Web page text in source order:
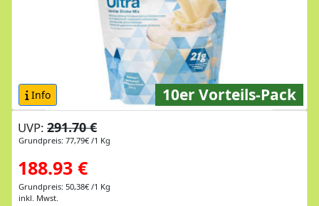
Info 10er Vorteils-Pack
UVP: 291.70 €
Grundpreis: 77,79€ /1 Kg
188.93 €
Grundpreis: 50,38€ /1 Kg
inkl. Mwst.